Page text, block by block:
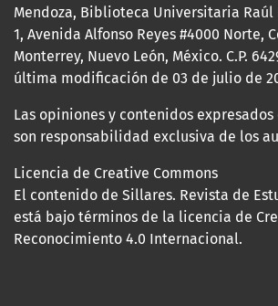
Mendoza, Biblioteca Universitaria Raúl
1, Avenida Alfonso Reyes #4000 Norte,
Monterrey, Nuevo León, México. C.P.
última modificación de 03 de julio de
Las opiniones y contenidos
son responsabilidad exclusiva de los
Licencia de Creative Commons
El contenido de Sillares. Revista de
está bajo términos de la licencia de
Reconocimiento 4.0 Internacional.